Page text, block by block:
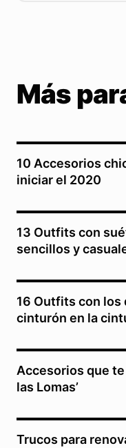
Más
10 Accesorios
iniciar el 2020
13 Outfits con
sencillos y
16 Outfits con los
cinturón en la
Accesorios que te
las Lomas’
Trucos para